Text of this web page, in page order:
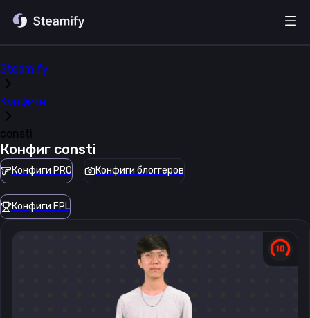
Steamify
Конфиги
consti
Конфиг consti
Конфиги PRO Конфиги блоггеров
Конфиги FPL